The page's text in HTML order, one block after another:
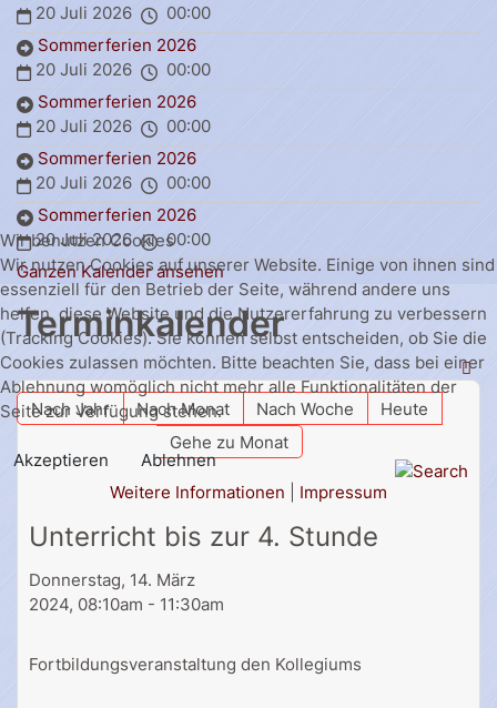
20 Juli 2026
00:00
Sommerferien 2026
20 Juli 2026
00:00
Sommerferien 2026
20 Juli 2026
00:00
Sommerferien 2026
20 Juli 2026
00:00
Sommerferien 2026
20 Juli 2026
00:00
Ganzen Kalender ansehen
Terminkalender
Nach Jahr Nach Monat Nach Woche
Heute
Gehe zu Monat
Unterricht bis zur 4. Stunde
Donnerstag, 14. März
2024, 08:10am - 11:30am
Fortbildungsveranstaltung den Kollegiums
Wir benutzen Cookies
Wir nutzen Cookies auf unserer Website. Einige von ihnen sind
essenziell für den Betrieb der Seite, während andere uns
helfen, diese Website und die Nutzererfahrung zu verbessern
(Tracking Cookies). Sie können selbst entscheiden, ob Sie die
Cookies zulassen möchten. Bitte beachten Sie, dass bei einer
Ablehnung womöglich nicht mehr alle Funktionalitäten der
Seite zur Verfügung stehen.
Akzeptieren
Ablehnen
Weitere Informationen
Impressum